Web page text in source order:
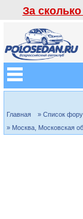
За
Главная » Список
» Москва, Московская